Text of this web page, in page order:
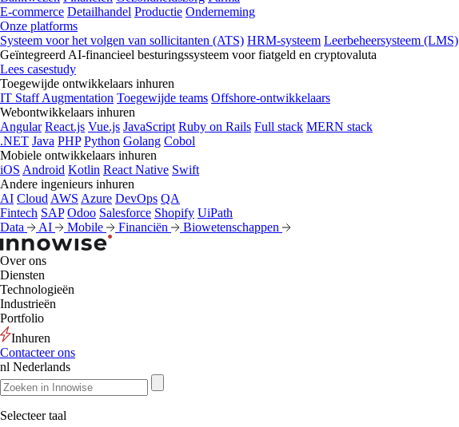
E-commerce Detailhandel Productie Onderneming
Onze platforms
Systeem voor het volgen van sollicitanten (ATS) HRM-systeem Leerbeheersysteem (LMS)
Geïntegreerd AI-financieel besturingssysteem voor fiatgeld en cryptovaluta
Lees casestudy
Toegewijde ontwikkelaars inhuren
IT Staff Augmentation Toegewijde teams Offshore-ontwikkelaars
Webontwikkelaars inhuren
Angular React.js Vue.js JavaScript Ruby on Rails Full stack MERN stack
.NET Java PHP Python Golang Cobol
Mobiele ontwikkelaars inhuren
iOS Android Kotlin React Native Swift
Andere ingenieurs inhuren
AI Cloud AWS Azure DevOps QA
Fintech SAP Odoo Salesforce Shopify UiPath
Data
AI Mobile Financiën Biowetenschappen
Over ons
Diensten
Technologieën
Industrieën
Portfolio
Inhuren
Contacteer ons
nl Nederlands
Selecteer taal